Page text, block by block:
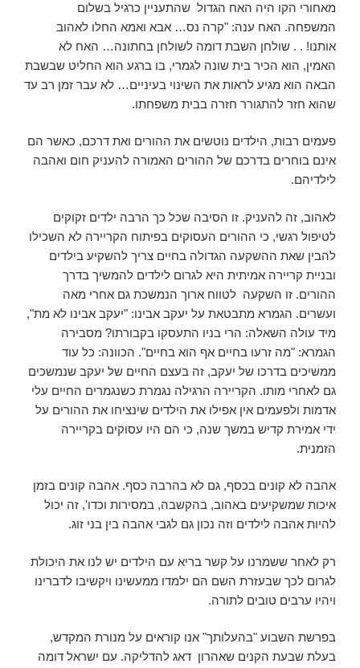
מאחורי הקו היה האח הגדול שהתעניין כרגיל בשלום
המשפחה. האח ענה: "קרה נס… אבא ואמא החלו לאהוב
אותנו! . . שולחן השבת דומה לשולחן בחתונה… האח לא
האמין, הוא הכיר בית שונה לגמרי, בו ברגע הוא החליט שבשבת
הבאה הוא מגיע לראות את השינוי בעיניים… לא עבר זמן רב עד
שהוא חזר להתגורר חזרה בבית משפחתו.
פעמים רבות, הילדים נוטשים את ההורים ואת דרכם, כאשר הם
אינם בוחרים בדרכם של ההורים האמורה להעניק חום ואהבה
לילדיהם.
לאהוב, זה להעניק. זו הסיבה שכל כך הרבה ילדים זקוקים
לטיפול רגשי, כי ההורים העסוקים בפיתוח הקריירה לא השכילו
להבין שאת ההשקעה הגדולה בחיים צריך להשקיע בילדים
ובניית קריירה אמיתית היא לגרום לילדים להמשיך בדרך
ההורים. זו השקעה לטווח ארוך הנמשכת גם אחרי מאה
ועשרים. הגמרא מתבטאת על יעקב אבינו: "יעקב אבינו לא מת",
מיד עולה השאלה: הרי בניו התעסקו בקבורתו? מסבירה
הגמרא: "מה זרעו בחיים אף הוא בחיים". הכוונה: כל עוד
ממשיכים בדרכו של יעקב, זה בעצם החיים של יעקב שנמשכים
גם לאחרי מותו. הקריירה הרגילה נגמרת כשנגמרים החיים עלי
אדמות ולפעמים אין אפילו את הילדים שינציחו את ההורים על
ידי אמירת קדיש במשך שנה, כי הם היו עסוקים בקריירה
הזמנית.
אהבה לא קונים בכסף, גם לא בהרבה כסף. אהבה קונים בזמן
איכות שמשקיעים באהוב, בהקשבה, במסירות וכדו', זה יכול
להיות אהבה לילדים וזה נכון גם לגבי אהבה בין בני זוג.
רק לאחר ששמרנו על קשר בריא עם הילדים יש לנו את היכולת
לגרום לכך שבעזרת השם הם ילמדו ממעשינו ויקשיבו לדברינו
ויהיו ערבים טובים לתורה.
בפרשת השבוע "בהעלותך" אנו קוראים על מנורת המקדש,
בעלת שבעת הקנים שאהרון דאג להדליקה. עם ישראל דומה